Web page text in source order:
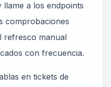
a los endpoints
comprobaciones
refresco manual
con frecuencia.
en tickets de